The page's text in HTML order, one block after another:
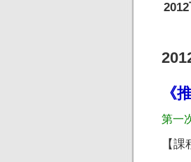
《
第一
【